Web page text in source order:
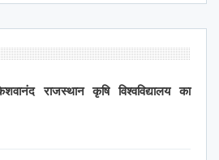
राजस्थान कृषि विश्वविद्यालय का